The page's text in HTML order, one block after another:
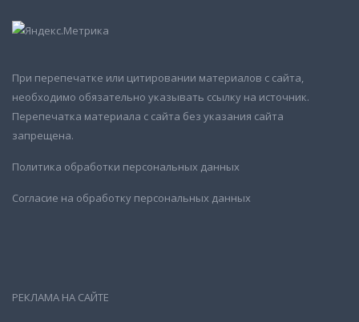
При перепечатке или цитировании материалов с сайта,
необходимо обязательно указывать ссылку на источник.
Перепечатка материала с сайта без указания сайта
запрещена.
Политика обработки персональных данных
Согласие на обработку персональных данных
РЕКЛАМА НА САЙТЕ